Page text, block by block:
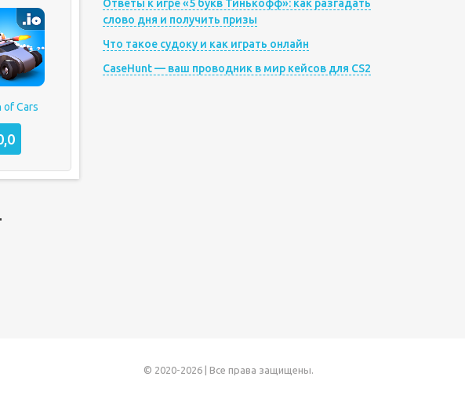
of Cars
Ответы к игре «5 букв Тинькофф»: как разгадать
слово дня и получить призы
Что такое судоку и как играть онлайн
CaseHunt — ваш проводник в мир кейсов для CS2
© 2020-2026 | Все права защищены.